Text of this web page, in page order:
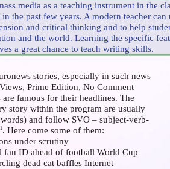
stories, especially in such news
Prime Edition, No Comment
famous for their headlines. The
story within the program are usually
and follow SVO – subject-verb-
1. Here come some of them:
under scrutiny
fan ID ahead of football World Cup
dead cat baffles Internet
media as a teaching instrument in the
the past few years. A modern teacher
and critical thinking and to help
and the world. Learning the specific
a great chance to teach writing skills.